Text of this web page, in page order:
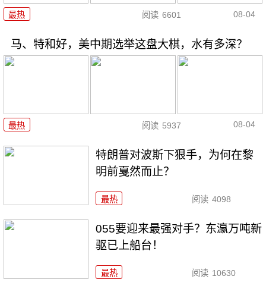
最热 阅读 6601 08-04
马、特和好，美中期选举这盘大棋，水有多深？
最热 阅读 5937 08-04
特朗普对波斯下狠手，为何在黎
明前戛然而止？
最热 阅读 4098
055要迎来最强对手？东瀛万吨新
驱已上船台！
最热 阅读 10630